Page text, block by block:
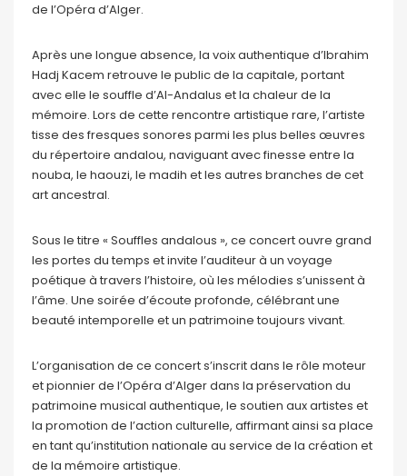
de l’Opéra d’Alger.
Après une longue absence, la voix authentique d’Ibrahim
Hadj Kacem retrouve le public de la capitale, portant
avec elle le souffle d’Al-Andalus et la chaleur de la
mémoire. Lors de cette rencontre artistique rare, l’artiste
tisse des fresques sonores parmi les plus belles œuvres
du répertoire andalou, naviguant avec finesse entre la
nouba, le haouzi, le madih et les autres branches de cet
art ancestral.
Sous le titre « Souffles andalous », ce concert ouvre grand
les portes du temps et invite l’auditeur à un voyage
poétique à travers l’histoire, où les mélodies s’unissent à
l’âme. Une soirée d’écoute profonde, célébrant une
beauté intemporelle et un patrimoine toujours vivant.
L’organisation de ce concert s’inscrit dans le rôle moteur
et pionnier de l’Opéra d’Alger dans la préservation du
patrimoine musical authentique, le soutien aux artistes et
la promotion de l’action culturelle, affirmant ainsi sa place
en tant qu’institution nationale au service de la création et
de la mémoire artistique.